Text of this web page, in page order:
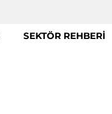
SEKTÖR REHBERI